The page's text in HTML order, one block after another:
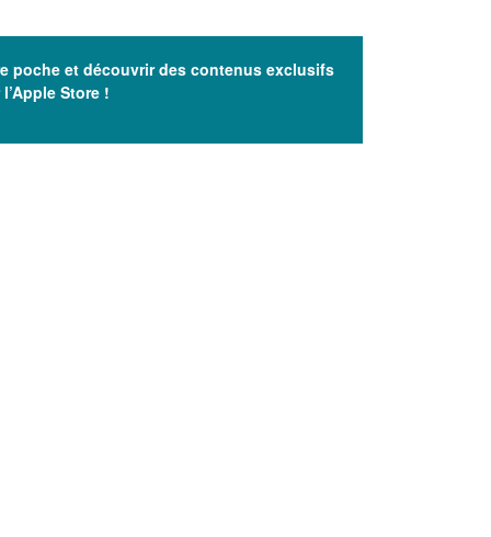
poche et découvrir des contenus exclusifs
l’Apple Store !